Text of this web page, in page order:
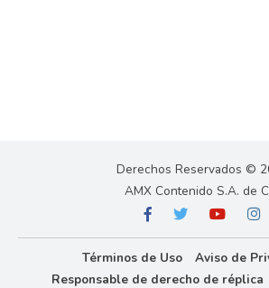
Derechos Reservados ©
AMX Contenido S.A. de
Términos de Uso
Aviso de
Responsable de derecho de réplica